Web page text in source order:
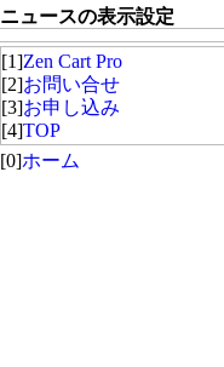
ニュースの表示設定
[1]Zen Cart Pro
[2]お問い合せ
[3]お申し込み
[4]TOP
[0]ホーム